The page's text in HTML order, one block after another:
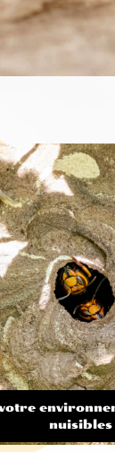
nuisibles